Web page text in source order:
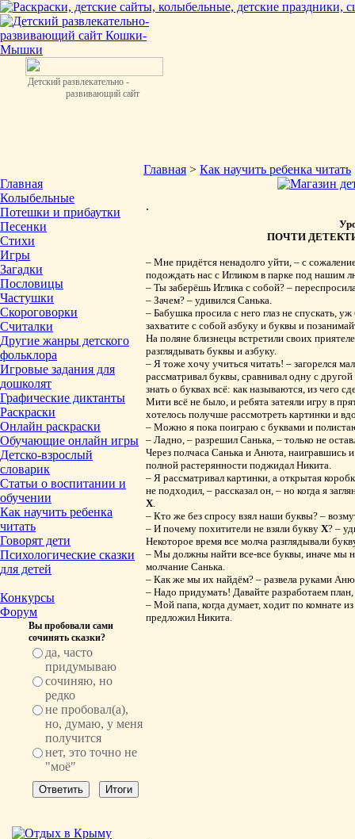
Детский развлекательно -
развивающий сайт
Главная
Колыбельные
Потешки и прибаутки
Песенки
Стихи
Игры
Загадки
Пословицы
Частушки
Скороговорки
Считалки
Другие жанры детского
фольклора
Игровые задания для
дошколят
Графические диктанты
Раскраски
Онлайн раскраски
Обучающие онлайн игры
Детско-взрослый
словарик
Статьи о воспитании и
обучении
Как научить ребенка
читать
Говорят дети
Психологические сказки
для детей
Конкурсы
Форум
Вы пробовали сами
сочинять сказки?
да, часто
придумываю
сочиняю, но
редко
не пробовал(а),
но, думаю, у меня
получится
нет, это точно не
"моё"
Главная > Как научить ребенка читать
.
ПОЧТИ
– Мне придётся ненадолго уйти, – с
подождать нас с Игликом в парке под нашим
– Ты заберёшь Иглика с собой? –
– Зачем? – удивился Санька.
– Бабушка просила с него глаз не спускать,
захватите с собой азбуку и буквы и
На поляне близнецы встретили своих
разглядывать буквы и азбуку.
– Я тоже хочу учиться читать! – загорелся
рассматривал буквы, сравнивал одну с
знать о буквах всё: как называются, из чего
Мити всё не было, и ребята затеяли игру в
хотелось получше рассмотреть картинки и
– Можно я пока поиграю с буквами и
– Ладно, – разрешил Санька, – только не
Через полчаса Санька и Анюта, наигравшись
полной растерянности поджидал Никита.
– Я рассматривал картинки, а открытая
не подходил, – рассказал он, – но когда я
Х.
– Кто же без спросу взял наши буквы? –
– И почему похитители не взяли букву Х? –
Некоторое время все молча разглядывали
– Мы должны найти все-все буквы, иначе мы
молчание Санька.
– Как же мы их найдём? – развела руками
– Надо придумать! Давайте разработаем
– Мой папа, когда думает, ходит по комнате
предложил Никита.